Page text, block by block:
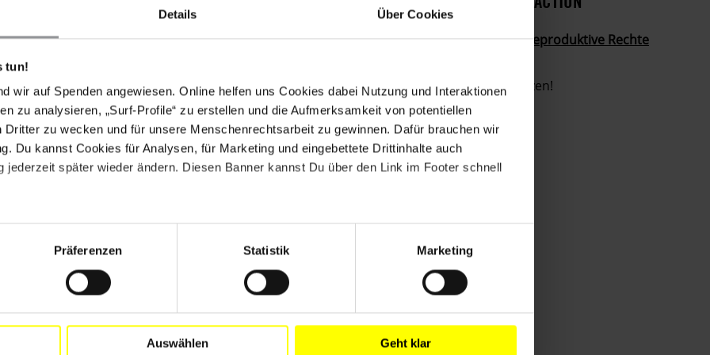
Details Über Cookies
tun!
wir auf Spenden angewiesen. Online helfen uns Cookies dabei Nutzung und Interaktionen
zu analysieren, „Surf-Profile“ zu erstellen und die Aufmerksamkeit von potentiellen
Dritter zu wecken und für unsere Menschenrechtsarbeit zu gewinnen. Dafür brauchen wir
Du kannst Cookies für Analysen, für Marketing und eingebettete Drittinhalte auch
jederzeit später wieder ändern. Diesen Banner kannst Du über den Link im Footer schnell
Präferenzen Statistik Marketing
Auswählen Geht klar
einen Gesetzentwurf zur Legalisierung von
mit den parlamentarischen
Vorschlag debattiert und abgestimmt, bevor er
findet voraussichtlich noch in diesem Jahr statt,
Sitzungen des Kongresses gesetzt
am 30. November hinausgehen. Die
Organisation fortsetzen, damit die
angenommen wird.
Argentinien, erklärt: "Dank des Aktivismus'
erleben wir einen historischen Moment: Heute
auf der politischen Agenda. Der Präsident hat sein
von Schwangerschaftsabbrüchen in
Vorarbeit Rechnung tragen und darf die
Mädchen und anderen Menschen, die schwanger
frei über ihre Körper entscheiden können."
Gesetzentwurf eingereicht: Reproduktive Rechte
Reproduktive Rechte schützen!